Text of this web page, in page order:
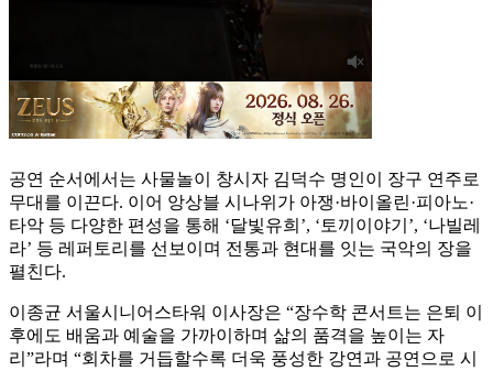
공연 순서에서는 사물놀이 창시자 김덕수 명인이 장구 연주로
무대를 이끈다. 이어 앙상블 시나위가 아쟁·바이올린·피아노·
타악 등 다양한 편성을 통해 ‘달빛유희’, ‘토끼이야기’, ‘나빌레
라’ 등 레퍼토리를 선보이며 전통과 현대를 잇는 국악의 장을
펼친다.
이종균 서울시니어스타워 이사장은 “장수학 콘서트는 은퇴 이
후에도 배움과 예술을 가까이하며 삶의 품격을 높이는 자
리”라며 “회차를 거듭할수록 더욱 풍성한 강연과 공연으로 시